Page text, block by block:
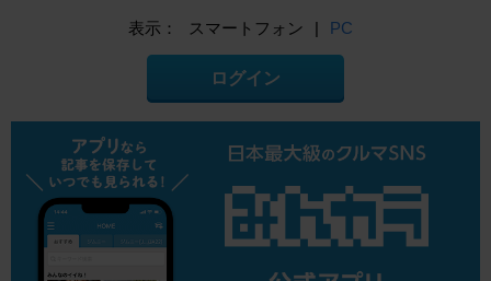
表示： スマートフォン | PC
ログイン